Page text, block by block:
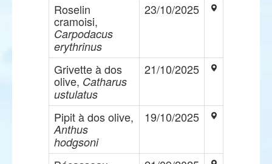
Roselin
cramoisi,
Carpodacus
erythrinus
23/10/2025
Grivette à dos
olive, Catharus
ustulatus
21/10/2025
Pipit à dos olive,
Anthus
hodgsoni
19/10/2025